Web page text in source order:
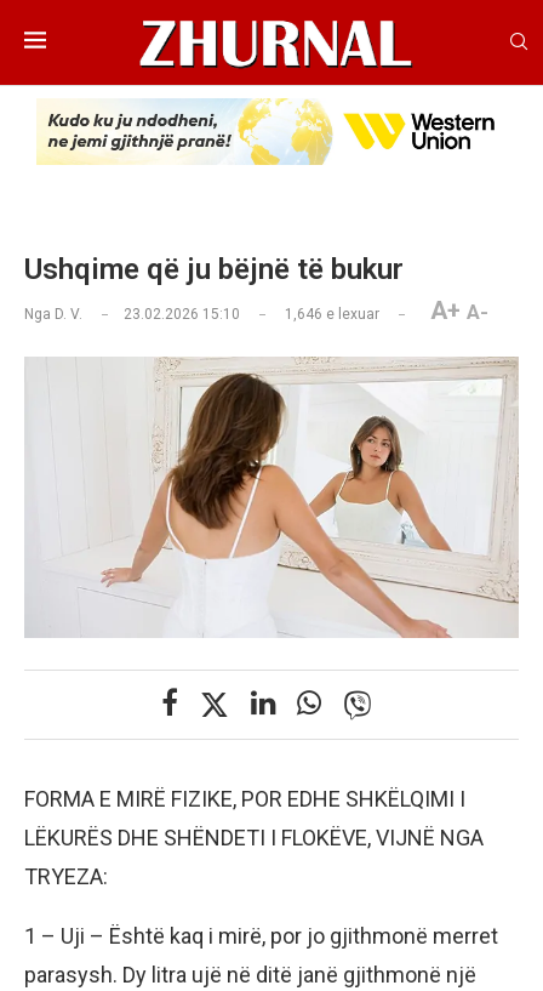
Ushqime që ju bëjnë të bukur
Nga D. V. 23.02.2026 15:10 1,646 e lexuar A+ A-
FORMA E MIRË FIZIKE, POR EDHE SHKËLQIMI I
LËKURËS DHE SHËNDETI I FLOKËVE, VIJNË NGA
TRYEZA:
1 – Uji – Është kaq i mirë, por jo gjithmonë merret
parasysh. Dy litra ujë në ditë janë gjithmonë një